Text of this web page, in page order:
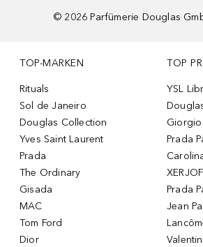
© 2026 Parfümerie Douglas
TOP-MARKEN
Rituals
Sol de Janeiro
Douglas Collection
Yves Saint Laurent
Prada
The Ordinary
Gisada
MAC
Tom Ford
Dior
TOP
YSL
Giorgio
Prada
Prada
Jean